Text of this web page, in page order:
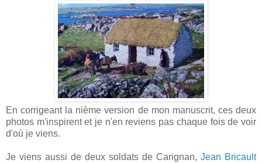
En corrigeant la nième version de mon manuscrit, ces deux
photos m'inspirent et je n'en reviens pas chaque fois de voir
d'où je viens.
Je viens aussi de deux soldats de Carignan, Jean Bricault